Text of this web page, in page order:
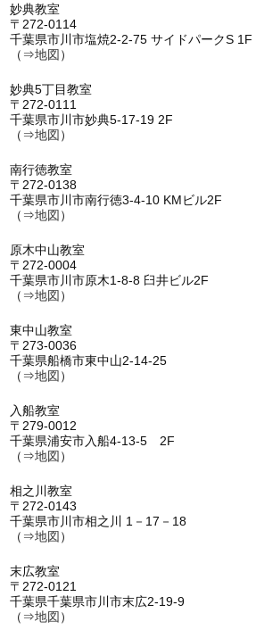
妙典教室
〒272-0114
千葉県市川市塩焼2-2-75 サイドパークS 1F
（⇒地図 ）
妙典5丁目教室
〒272-0111
千葉県市川市妙典5-17-19 2F
（⇒地図 ）
南行徳教室
〒272-0138
千葉県市川市南行徳3-4-10 KMビル2F
（⇒地図 ）
原木中山教室
〒272-0004
千葉県市川市原木1-8-8 臼井ビル2F
（⇒地図 ）
東中山教室
〒273-0036
千葉県船橋市東中山2-14-25
（⇒地図 ）
入船教室
〒279-0012
千葉県浦安市入船4-13-5 2F
（⇒地図 ）
相之川教室
〒272-0143
千葉県市川市相之川 1－17－18
（⇒地図 ）
末広教室
〒272-0121
千葉県千葉県市川市末広2-19-9
（⇒地図 ）